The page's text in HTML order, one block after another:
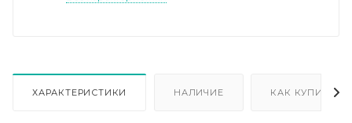
ХАРАКТЕРИСТИКИ НАЛИЧИЕ КАК КУПИТЬ